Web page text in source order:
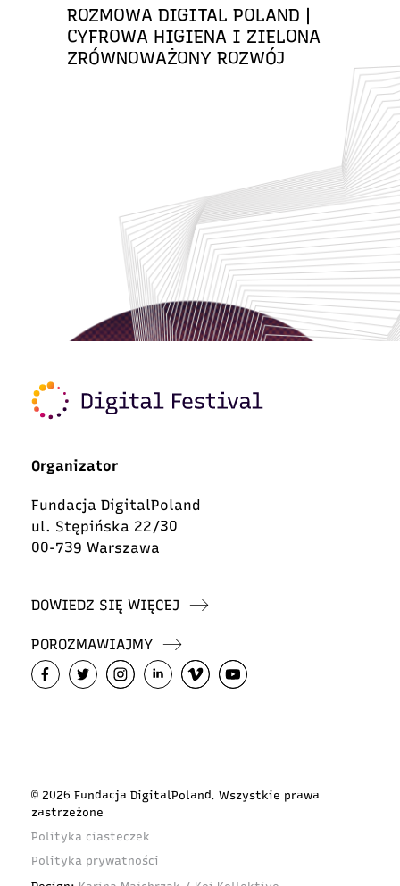
ROZMOWA DIGITAL POLAND |
CYFROWA HIGIENA I ZIELONA
ZRÓWNOWAŻONY ROZWÓJ
Organizator
Fundacja DigitalPoland
ul. Stępińska 22/30
00-739 Warszawa
DOWIEDZ SIĘ WIĘCEJ
POROZMAWIAJMY
© 2026 Fundacja DigitalPoland. Wszystkie prawa
zastrzeżone
Polityka ciasteczek
Polityka prywatności